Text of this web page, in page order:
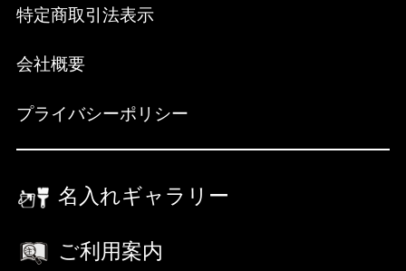
特定商取引法表示
会社概要
プライバシーポリシー
名入れギャラリー
ご利用案内